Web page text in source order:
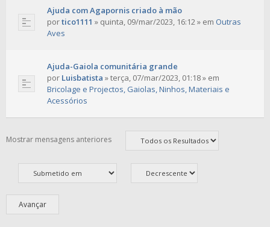
Ajuda com Agapornis criado à mão
portico1111 » quinta, 09/mar/2023, 16:12» em Outras
Aves
Ajuda-Gaiola comunitária grande
por Luisbatista »terça, 07/mar/2023, 01:18» em
Bricolage e Projectos, Gaiolas, Ninhos, Materiais e
Acessórios
Mostrar mensagens anteriores